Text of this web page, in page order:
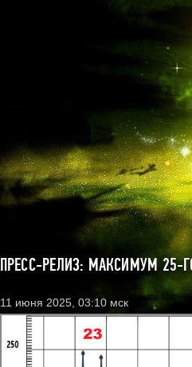
ПРЕСС-РЕЛИЗ: МАКСИМУМ 25-
11 июня 2025, 03:10 мск